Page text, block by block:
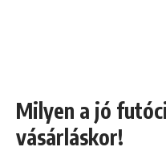
Milyen a jó
vásárláskor!